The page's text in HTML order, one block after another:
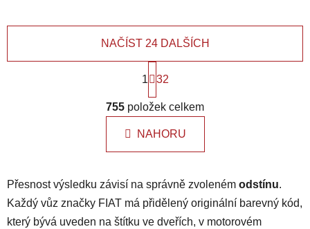
O
v
l
á
d
c
í
p
NAČÍST 24 DALŠÍCH
t
r
á
n
k
n
í
1 32
755 položek celkem
NAHORU
Přesnost výsledku závisí na správně zvoleném odstínu.
Každý vůz značky FIAT má přidělený originální barevný kód,
který bývá uveden na štítku ve dveřích, v motorovém